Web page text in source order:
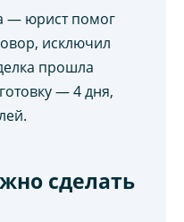
— юрист помог
исключил
прошла
— 4 дня,
сделать